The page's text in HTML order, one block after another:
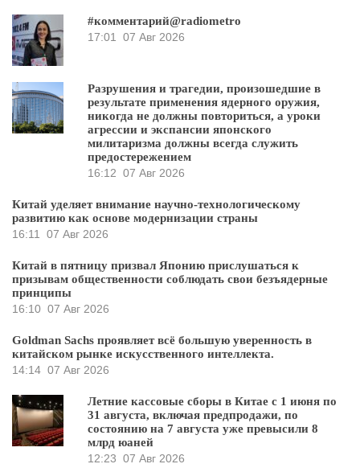
#комментарий@radiometro
17:01
07 Авг 2026
Разрушения и трагедии, произошедшие в
результате применения ядерного оружия,
никогда не должны повториться, а уроки
агрессии и экспансии японского
милитаризма должны всегда служить
предостережением
16:12 07 Авг 2026
Китай уделяет внимание научно-технологическому
развитию как основе модернизации страны
16:11
07 Авг 2026
Китай в пятницу призвал Японию прислушаться к
призывам общественности соблюдать свои безъядерные
принципы
16:10 07 Авг 2026
Goldman Sachs проявляет всё большую уверенность в
китайском рынке искусственного интеллекта.
14:14 07 Авг 2026
Летние кассовые сборы в Китае с 1 июня по
31 августа, включая предпродажи, по
состоянию на 7 августа уже превысили 8
млрд юаней
12:23 07 Авг 2026